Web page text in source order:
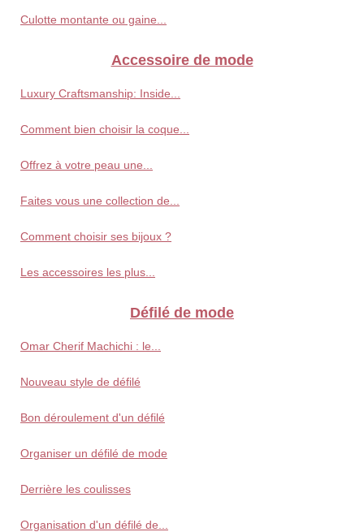
Culotte montante ou gaine...
Accessoire de mode
Luxury Craftsmanship: Inside...
Comment bien choisir la coque...
Offrez à votre peau une...
Faites vous une collection de...
Comment choisir ses bijoux ?
Les accessoires les plus...
Défilé de mode
Omar Cherif Machichi : le...
Nouveau style de défilé
Bon déroulement d'un défilé
Organiser un défilé de mode
Derrière les coulisses
Organisation d'un défilé de...